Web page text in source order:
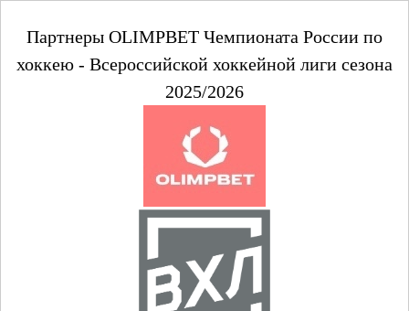
Партнеры OLIMPBET Чемпионата России по
хоккею - Всероссийской хоккейной лиги сезона
2025/2026